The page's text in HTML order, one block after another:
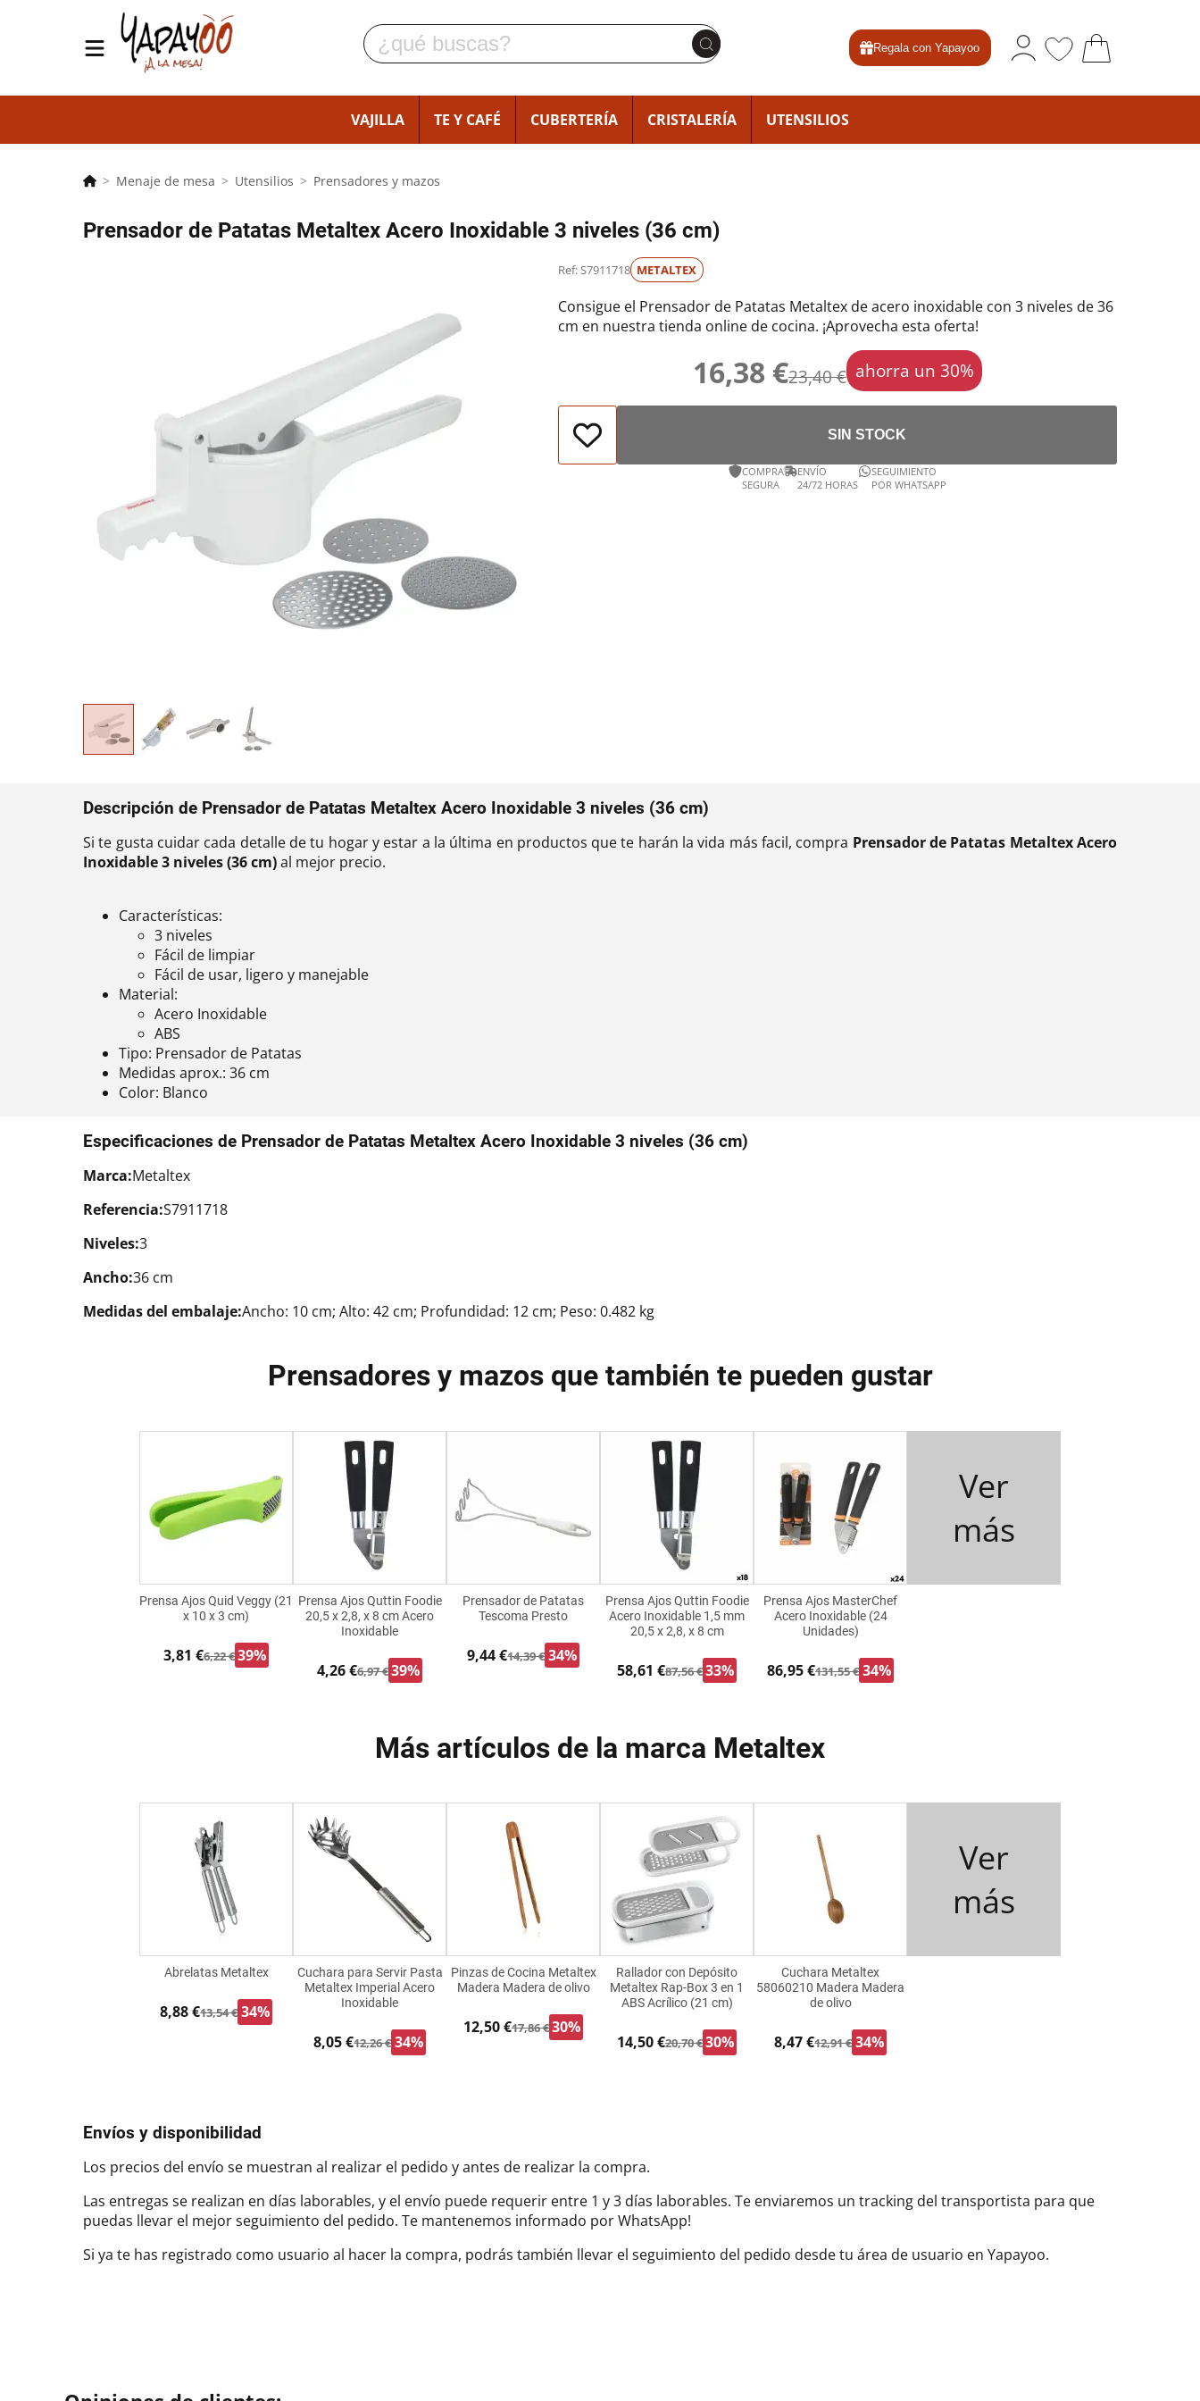
Regala con Yapayoo
VAJILLA TE Y CAFÉ CUBERTERÍA CRISTALERÍA UTENSILIOS
Menaje de mesa Utensilios Prensadores y mazos
Prensador de Patatas Metaltex Acero Inoxidable 3 niveles (36 cm)
Ref: S7911718 METALTEX
Consigue el Prensador de Patatas Metaltex de acero inoxidable con 3 niveles de 36
cm en nuestra tienda online de cocina. ¡Aprovecha esta oferta!
16,38 €23,40 € ahorra un 30%
SIN STOCK
COMPRA
SEGURA
ENVÍO
24/72 HORAS
SEGUIMIENTO
POR WHATSAPP
Descripción de Prensador de Patatas Metaltex Acero Inoxidable 3 niveles (36 cm)
Si te gusta cuidar cada detalle de tu hogar y estar a la última en productos que te harán la vida más facil, compra Prensador de Patatas Metaltex Acero
Inoxidable 3 niveles (36 cm)al mejor precio.
Características:
3 niveles
Fácil de limpiar
Fácil de usar, ligero y manejable
Material:
Acero Inoxidable
ABS
Tipo: Prensador de Patatas
Medidas aprox.: 36 cm
Color: Blanco
Especificaciones de Prensador de Patatas Metaltex Acero Inoxidable 3 niveles (36 cm)
Marca:Metaltex
Referencia:S7911718
Niveles:3
Ancho:36 cm
Medidas del embalaje:Ancho: 10 cm; Alto: 42 cm; Profundidad: 12 cm; Peso: 0.482 kg
Prensadores y mazos que también te pueden gustar
Prensa Ajos Quid Veggy (21
x 10 x 3 cm)
3,81 €6,22 €39%
Prensa Ajos Quttin Foodie
20,5 x 2,8, x 8 cm Acero
Inoxidable
4,26 €6,97 €39%
Prensador de Patatas
Tescoma Presto
9,44 €14,39 € 34%
Prensa Ajos Quttin Foodie
Acero Inoxidable 1,5 mm
20,5 x 2,8, x 8 cm
58,61 €87,56 €33%
Prensa Ajos MasterChef
Acero Inoxidable (24
Unidades)
86,95 €131,55 € 34%
Ver
más
Más artículos de la marca Metaltex
Abrelatas Metaltex
8,88 €13,54 € 34%
Cuchara para Servir Pasta
Metaltex Imperial Acero
Inoxidable
8,05 €12,26 € 34%
Pinzas de Cocina Metaltex
Madera Madera de olivo
12,50 €17,86 €30%
Rallador con Depósito
Metaltex Rap-Box 3 en 1
ABS Acrílico (21 cm)
14,50 €20,70 €30%
Cuchara Metaltex
58060210 Madera Madera
de olivo
8,47 €12,91 € 34%
Ver
más
Envíos y disponibilidad
Los precios del envío se muestran al realizar el pedido y antes de realizar la compra.
Las entregas se realizan en días laborables, y el envío puede requerir entre 1 y 3 días laborables. Te enviaremos un tracking del transportista para que
puedas llevar el mejor seguimiento del pedido. Te mantenemos informado por WhatsApp!
Si ya te has registrado como usuario al hacer la compra, podrás también llevar el seguimiento del pedido desde tu área de usuario en Yapayoo.